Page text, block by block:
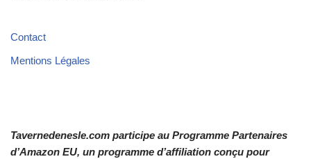
Contact
Mentions Légales
Tavernedenesle.com participe au Programme Partenaires
d’Amazon EU, un programme d’affiliation conçu pour